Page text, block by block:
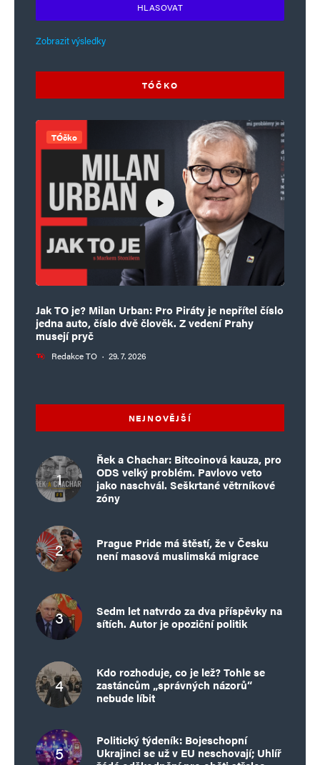
HLASOVAT
Zobrazit výsledky
TÓČKO
TÓčko
Jak TO je? Milan Urban: Pro Piráty je nepřítel číslo
jedna auto, číslo dvě člověk. Z vedení Prahy
musejí pryč
Redakce TO · 29. 7. 2026
NEJNOVĚJŠÍ
Řek a Chachar: Bitcoinová kauza, pro
ODS velký problém. Pavlovo veto
jako naschvál. Seškrtané větrníkové
zóny
Prague Pride má štěstí, že v Česku
není masová muslimská migrace
Sedm let natvrdo za dva příspěvky na
sítích. Autor je opoziční politik
Kdo rozhoduje, co je lež? Tohle se
zastáncům „správných názorů“
nebude líbit
Politický týdeník: Bojeschopní
Ukrajinci se už v EU neschovají; Uhlíř